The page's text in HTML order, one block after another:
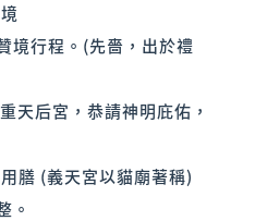
境行程。(先嗇，出於禮
天后宮，恭請神明庇佑，
膳 (義天宮以貓廟著稱)
。